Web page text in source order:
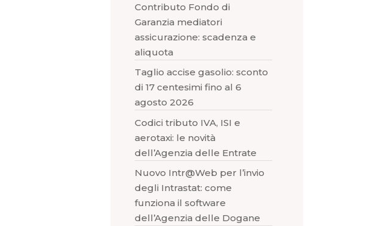
Contributo Fondo di
Garanzia mediatori
assicurazione: scadenza e
aliquota
Taglio accise gasolio: sconto
di 17 centesimi fino al 6
agosto 2026
Codici tributo IVA, ISI e
aerotaxi: le novità
dell’Agenzia delle Entrate
Nuovo Intr@Web per l’invio
degli Intrastat: come
funziona il software
dell’Agenzia delle Dogane